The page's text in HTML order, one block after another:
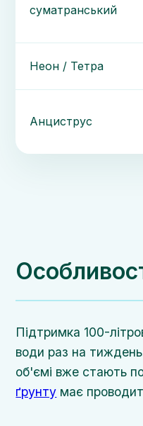
суматранський
Неон / Тетра
Анциструс
Підтримка 100-
води раз на
об'ємі вже стають
ґрунту має